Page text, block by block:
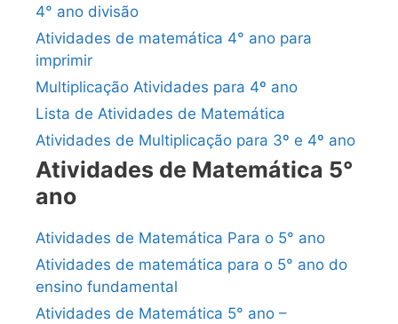
4° ano divisão
Atividades de matemática 4° ano para
imprimir
Multiplicação Atividades para 4º ano
Lista de Atividades de Matemática
Atividades de Multiplicação para 3º e 4º ano
Atividades de Matemática 5°
ano
Atividades de Matemática Para o 5° ano
Atividades de matemática para o 5° ano do
ensino fundamental
Atividades de Matemática 5° ano –